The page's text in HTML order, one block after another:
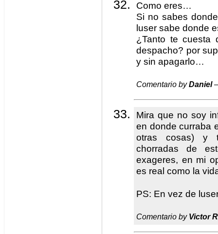
Como eres…
Si no sabes
luser sabe donde
¿Tanto te cuesta
despacho? por
y sin apagarlo…
Comentario byDaniel
Mira que no soy
en donde curraba
otras cosas) y
chorradas de
exageres, en mi
es real como la
PS: En vez de
Comentario by Victor